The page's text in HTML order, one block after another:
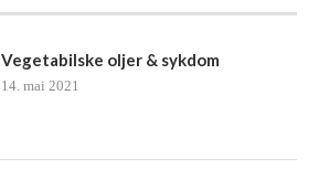
Vegetabilske oljer & sykdom
14. mai 2021